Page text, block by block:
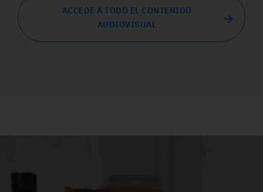
ACCEDE A TODO EL CONTENIDO
AUDIOVISUAL